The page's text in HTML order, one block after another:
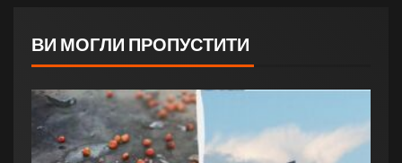
ВИ МОГЛИ ПРОПУСТИТИ